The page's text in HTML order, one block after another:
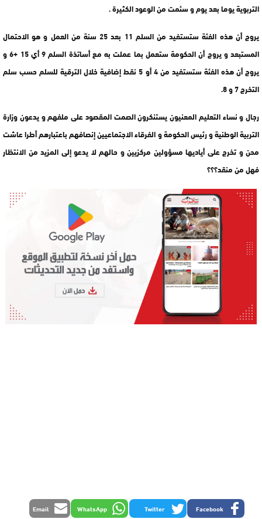
التربوية يوما بعد يوم و سئمت من الوعود الكثيرة .
يروج أن هذه الفئة ستستفيد من السلم 11 بعد 25 سنة من العمل و هو الاحتمال
المستبعد و يروج أن الحكومة ستعمل بما عملت به مع أساتذة السلم 9 أي 15 +6 و
يروج أن هذه الفئة ستستفيد من 4 أو 5 نقط إضافية خلال الترقية للسلم حسب سلم
التخرج 7 و 8.
رجال و نساء التعليم المعنيون يستنكرون الصمت المقصود على ملفهم و يدعون وزارة
التربية الوطنية و رئيس الحكومة و الفرقاء الاجتماعيين إنصافهم باعتبارهم أطرا عاشت
محن و تخرج على أياديها مسؤولين مركزيين و حالهم لا يدعو إلى المزيد من الانتظار
فهل من منقد؟؟؟
Facebook
Twitter
WhatsApp
Email